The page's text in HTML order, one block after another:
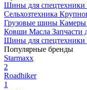
Шины для спецтехники
Сельхозтехника
Грузовые шины Камеры
Ковши Масла Запчасти
Шины для спецтехники
Популярные бренды
Starmaxx
2
Roadhiker
1